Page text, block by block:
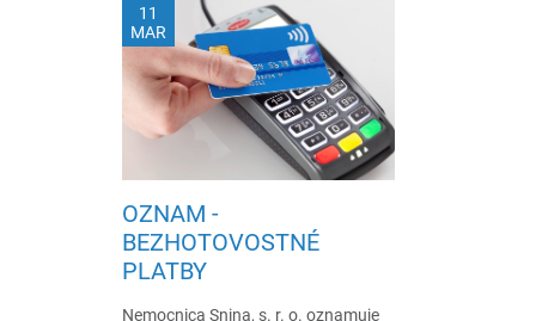
11
MAR
OZNAM -
BEZHOTOVOSTNÉ
PLATBY
Nemocnica Snina, s. r. o. oznamuje